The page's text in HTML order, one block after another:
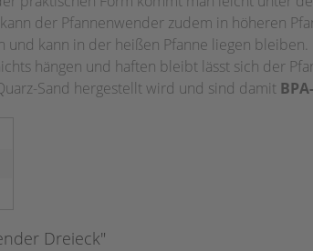
der Pfannenwender zudem in höheren
und kann in der heißen Pfanne liegen
hängen und haften bleibt lässt sich der
Sand hergestellt wird und sind damit
Dreieck"